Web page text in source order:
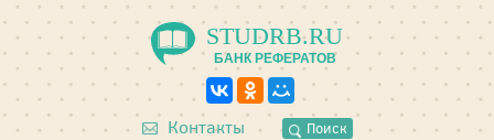
STUDRB.RU
БАНК РЕФЕРАТОВ
Контакты Поиск